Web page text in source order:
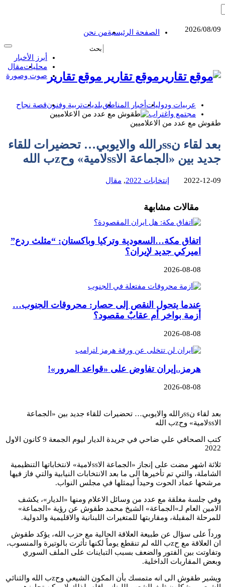
2026/08/09 الصفحة الرئيسيةمن نحن
موقع تقارير موقع تقارير
أبرز الأخبار
محلياتمقال
صوت وصورة
عربيات ودوليات أخبار المناطقبلدياتتربية وفنونقصة نجاح
مجتمع واغتراب
طقوش مع عدد من الاعلاميين
بعد لقاء نssرالله والايوبي… تحضيرات للقاء
جديد بين «الجماعة الاssلامية» وحzب الله
2022-12-09 إنتخابات 2022 , مقال
مقالات مشابهة
اتفاق مكة…السعودية وتركيا وباكستان: “مثلث ردع”
اميركي جديد لإيران؟
2026-08-08
عندما يتحول النقص إلى حصار: محروقات الجنوب…
أزمة بواخر أم عقابٌ مقصود؟
2026-08-08
هرمز..إيران تفاوض على «قواعد المرور»!
2026-08-08
بعد لقاء نssرالله والايوبي… تحضيرات للقاء جديد بين «الجماعة
الاssلامية» وحzب الله
كتب الصحافي علي ضاحي في جريدة الديار ليوم الجمعة 9 كانون الاول
2022
ثلاثة اشهر مضت على إنجاز «الجماعة الاssلامية» لانتخاباتها التنظيمية
الشاملة، والتي تم تأخيرها الى ما بعد الانتخابات النيابية والتي فاز فيها
مرشحها عماد الحوت وحيداً ليمثلها في مجلس النواب.
وفي جلسة مغلقة مع عدد من وسائل الاعلام ومنها «الديار»، يكشف
الامين العام لـ»الجماعة» الشيخ محمد طقوش عن رؤية «الجماعة»
للمرحلة المقبلة، ومقاربتها للمتغيرات اللبنانية والاقليمية والدولية.
ورداً على سؤال عن طبيعة العلاقة الحالية مع حزب الله، يؤكد طقوش
ان العلاقة مع حzب الله لم تنقطع يوماً لكنها تأثرت بالوتيرة والمنسوب،
وتفاوتت بين الفتور والضعف بسبب التباينات على الملف السوري
وبعض المقاربات الداخلية.
ويشير طقوش الى انه متمسك بأن المكون الشيعي وحzب الله والثنائي